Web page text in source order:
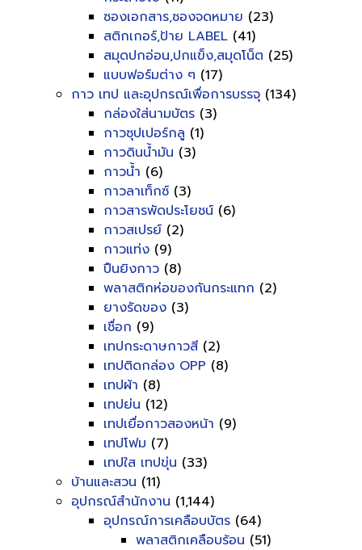
ซองเอกสาร,ซองจดหมาย (23)
สติกเกอร์,ป้าย LABEL (41)
สมุดปกอ่อน,ปกแข็ง,สมุดโน็ต (25)
แบบฟอร์มต่าง ๆ (17)
กาว เทป และอุปกรณ์เพื่อการบรรจุ (134)
กล่องใส่นามบัตร (3)
กาวซุปเปอร์กลู (1)
กาวดินน้ำมัน (3)
กาวน้ำ (6)
กาวลาเท็กซ์ (3)
กาวสารพัดประโยชน์ (6)
กาวสเปรย์ (2)
กาวแท่ง (9)
ปืนยิงกาว (8)
พลาสติกห่อของกันกระแทก (2)
ยางรัดของ (3)
เชื่อก (9)
เทปกระดาษกาวสี (2)
เทปติดกล่อง OPP (8)
เทปผ้า (8)
เทปย่น (12)
เทปเยื่อกาวสองหน้า (9)
เทปโฟม (7)
เทปใส เทปขุ่น (33)
บ้านและสวน (11)
อุปกรณ์สำนักงาน (1,144)
อุปกรณ์การเคลือบบัตร (64)
พลาสติกเคลือบร้อน (51)